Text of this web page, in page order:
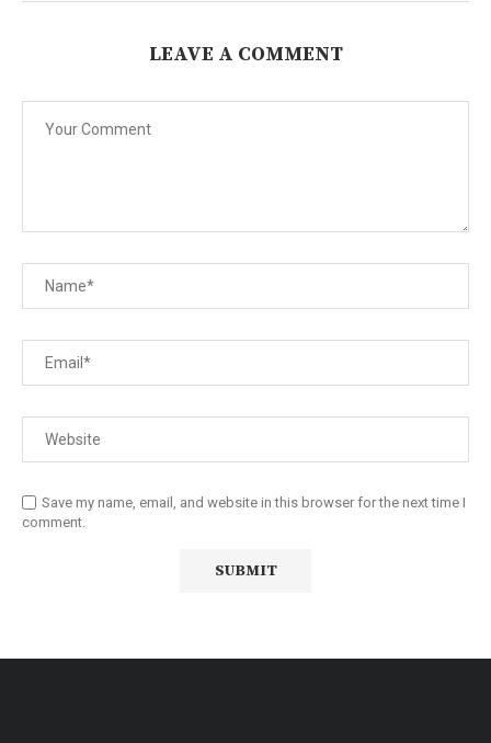
LEAVE A COMMENT
Save my name, email, and website in this browser for the next time I
comment.